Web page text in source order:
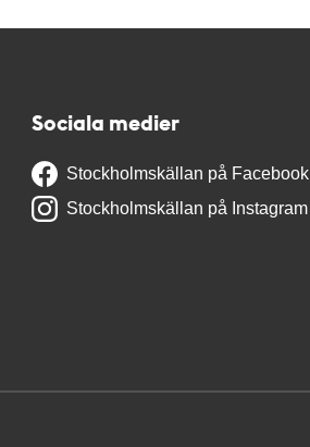
Sociala medier
Stockholmskällan på Facebook
Stockholmskällan på Instagram